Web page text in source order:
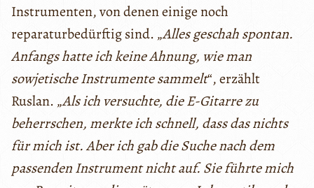
Instrumenten, von denen einige noch
reparaturbedürftig sind. „Alles geschah spontan.
Anfangs hatte ich keine Ahnung, wie man
sowjetische Instrumente sammelt“, erzählt
Ruslan. „Als ich versuchte, die E-Gitarre zu
beherrschen, merkte ich schnell, dass das nichts
für mich ist. Aber ich gab die Suche nach dem
passenden Instrument nicht auf. Sie führte mich